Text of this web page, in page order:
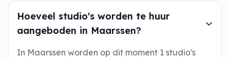
Hoeveel studio's worden te huur
aangeboden in Maarssen?
In Maarssen worden op dit moment 1 studio's